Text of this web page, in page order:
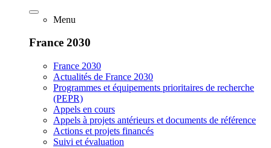
Menu
France 2030
France 2030
Actualités de France 2030
Programmes et équipements prioritaires de recherche
(PEPR)
Appels en cours
Appels à projets antérieurs et documents de référence
Actions et projets financés
Suivi et évaluation